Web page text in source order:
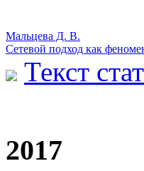
Мальцева Д. В.
Сетевой подход как
Текст
2017